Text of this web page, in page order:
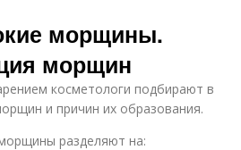
морщины.
морщин
косметологи подбирают в
и причин их образования.
разделяют на: